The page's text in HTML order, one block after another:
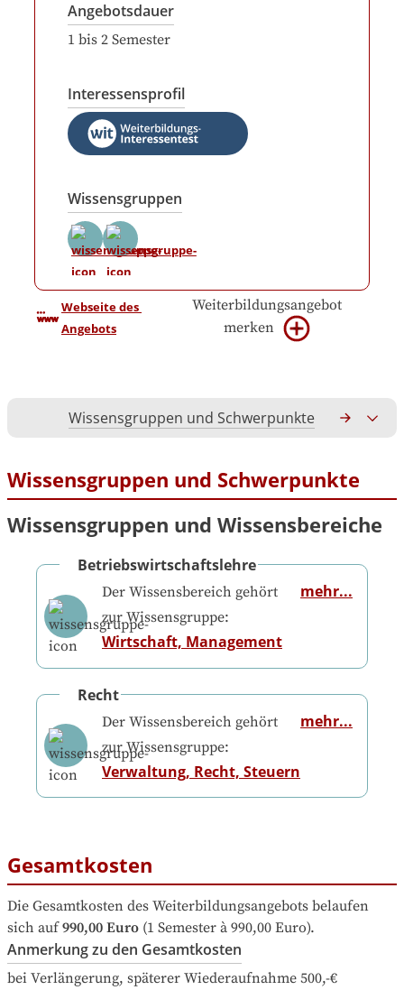
Angebotsdauer
1 bis 2 Semester
Interessensprofil
Wissensgruppen
Webseite des
Angebots
Weiterbildungsangebot
merken
Wissensgruppen und Schwerpunkte
Wissensgruppen und Schwerpunkte
Wissensgruppen und Wissensbereiche
Betriebswirtschaftslehre
Der Wissensbereich gehört
zur Wissensgruppe:
Wirtschaft, Management
mehr...
Recht
Der Wissensbereich gehört
zur Wissensgruppe:
Verwaltung, Recht, Steuern
mehr...
Gesamtkosten
Die Gesamtkosten des Weiterbildungsangebots belaufen
sich auf 990,00 Euro (1 Semester à 990,00 Euro).
Anmerkung zu den Gesamtkosten
bei Verlängerung, späterer Wiederaufnahme 500,-€